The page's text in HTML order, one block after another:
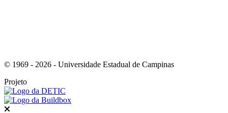
© 1969 - 2026 - Universidade Estadual de Campinas
Projeto